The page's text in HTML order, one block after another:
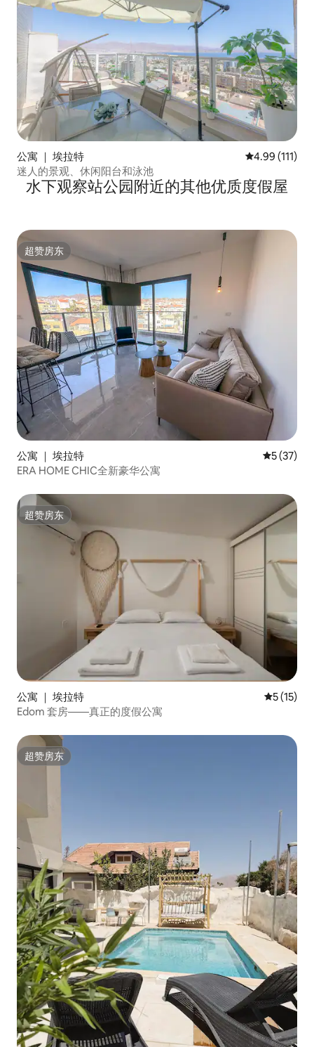
公寓 ｜ 埃拉特 平均评分 4.99
4.99 (111)
迷人的景观、休闲阳台和泳池
水下观察站公园附近的其他优质度假屋
超赞房东
超赞房东
公寓 ｜ 埃拉特 平均评分
5 (37)
ERA HOME CHIC全新豪华公寓
超赞房东
超赞房东
公寓 ｜ 埃拉特 平均评分
5 (15)
Edom 套房——真正的度假公寓
超赞房东
超赞房东